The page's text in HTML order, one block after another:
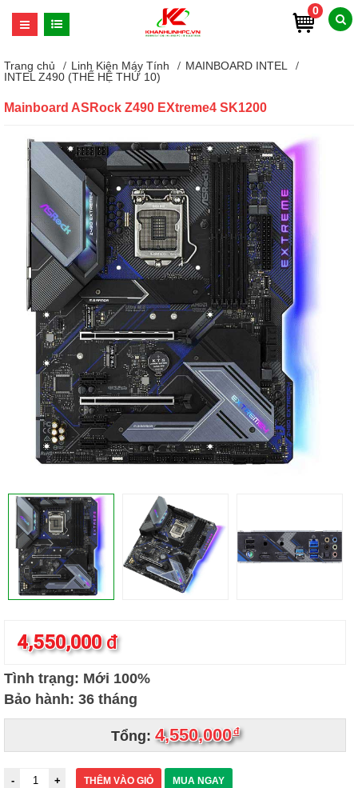
0
Trang chủ Linh Kiện Máy Tính
MAINBOARD INTEL
INTEL Z490 (THẾ HỆ THỨ 10)
Mainboard ASRock Z490 EXtreme4 SK1200
4,550,000đ
Tình trạng: Mới 100%
Bảo hành: 36 tháng
Tổng: 4,550,000đ
THÊM VÀO GIỎ MUA NGAY